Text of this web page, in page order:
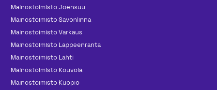
Mainos­toimisto Joensuu
Mainos­toimisto Savonlinna
Mainos­toimisto Varkaus
Mainos­toimisto Lappeenranta
Mainos­toimisto Lahti
Mainos­toimisto Kouvola
Mainos­toimisto Kuopio